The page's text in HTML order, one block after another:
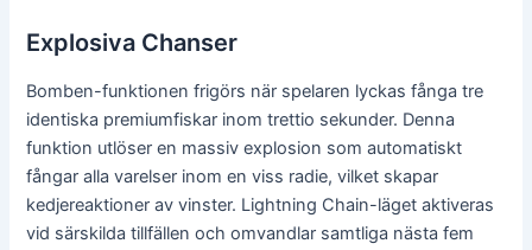
Explosiva Chanser
Bomben-funktionen frigörs när spelaren lyckas fånga tre
identiska premiumfiskar inom trettio sekunder. Denna
funktion utlöser en massiv explosion som automatiskt
fångar alla varelser inom en viss radie, vilket skapar
kedjereaktioner av vinster. Lightning Chain-läget aktiveras
vid särskilda tillfällen och omvandlar samtliga nästa fem